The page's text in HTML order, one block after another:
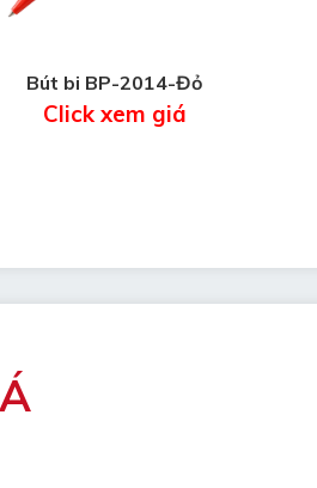
Bút bi BP-2014-Đỏ
Click xem giá